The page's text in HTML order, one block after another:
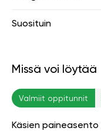
Suosituin
Missä voi löytää
Valmiit oppitunnit
Käsien paineasento